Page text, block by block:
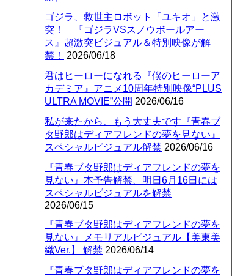
ゴジラ、救世主ロボット「ユキオ」と激
突！ 『ゴジラVSスノウボールアー
ス』超激突ビジュアル＆特別映像が解
禁！
2026/06/18
君はヒーローになれる『僕のヒーローア
カデミア』アニメ10周年特別映像“PLUS
ULTRA MOVIE”公開 2026/06/16
私が来たから、もう大丈夫です『青春ブ
タ野郎はディアフレンドの夢を見ない』
スペシャルビジュアル解禁 2026/06/16
『青春ブタ野郎はディアフレンドの夢を
見ない』本予告解禁、明日6月16日には
スペシャルビジュアルを解禁
2026/06/15
『青春ブタ野郎はディアフレンドの夢を
見ない』メモリアルビジュアル【美東美
織Ver.】 解禁 2026/06/14
『青春ブタ野郎はディアフレンドの夢を